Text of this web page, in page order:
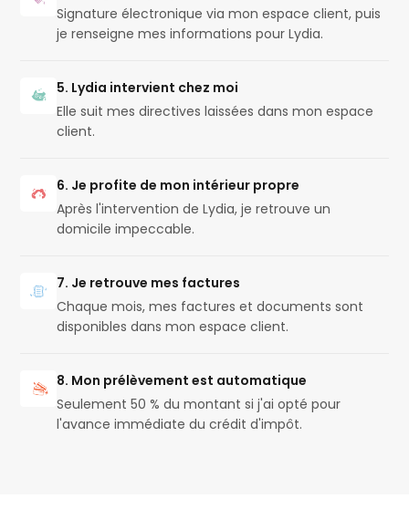
Signature électronique via mon espace client, puis
je renseigne mes informations pour Lydia.
5. Lydia intervient chez moi
Elle suit mes directives laissées dans mon espace
client.
6. Je profite de mon intérieur propre
Après l'intervention de Lydia, je retrouve un
domicile impeccable.
7. Je retrouve mes factures
Chaque mois, mes factures et documents sont
disponibles dans mon espace client.
8. Mon prélèvement est automatique
Seulement 50 % du montant si j'ai opté pour
l'avance immédiate du crédit d'impôt.